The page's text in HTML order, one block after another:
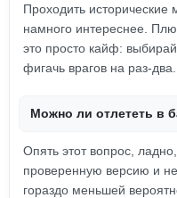
Проходить исторические
намного интереснее.
это просто кайф:
фигачь врагов на раз-два.
Можно ли отлететь в
Опять этот вопрос,
проверенную версию и
гораздо меньшей